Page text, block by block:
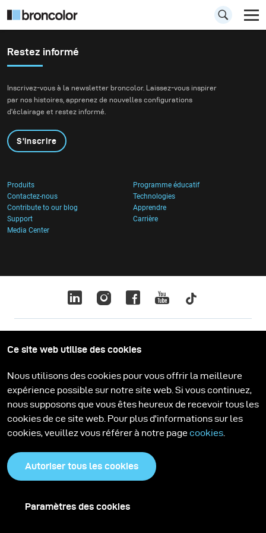
Lumière continue
Découvrez la gamme de lumière continue de
broncolor. Les technologies LED et HMI vous
permettent de façonner la lumière avec
précision pour le cinéma, la télévision ou les
Restez informé
Inscrivez-vous à la newsletter broncolor. Laissez-vous inspirer
par nos histoires, apprenez de nouvelles configurations
d'éclairage et restez informé.
S'inscrire
Produits
Programme éducatif
Contactez-nous
Technologies
Contribute to our blog
Apprendre
Support
Carrière
Media Center
Ce site web utilise des cookies
Nous utilisons des cookies pour vous offrir la meilleure
expérience possible sur notre site web. Si vous continuez,
nous supposons que vous êtes heureux de recevoir tous les
cookies de ce site web. Pour plus d'informations sur les
cookies, veuillez vous référer à notre page cookies
Autoriser tous les cookies
Paramètres des cookies